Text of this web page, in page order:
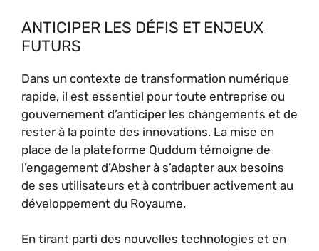
ANTICIPER LES DÉFIS ET ENJEUX
FUTURS
Dans un contexte de transformation numérique
rapide, il est essentiel pour toute entreprise ou
gouvernement d’anticiper les changements et de
rester à la pointe des innovations. La mise en
place de la plateforme Quddum témoigne de
l’engagement d’Absher à s’adapter aux besoins
de ses utilisateurs et à contribuer activement au
développement du Royaume.
En tirant parti des nouvelles technologies et en